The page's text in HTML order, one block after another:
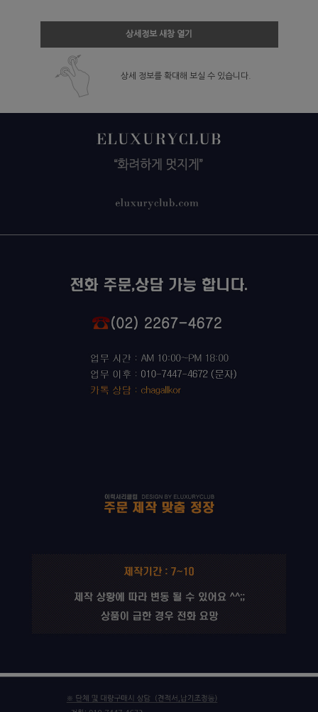
상세정보 새창 열기
상세 정보를 확대해 보실 수 있습니다.